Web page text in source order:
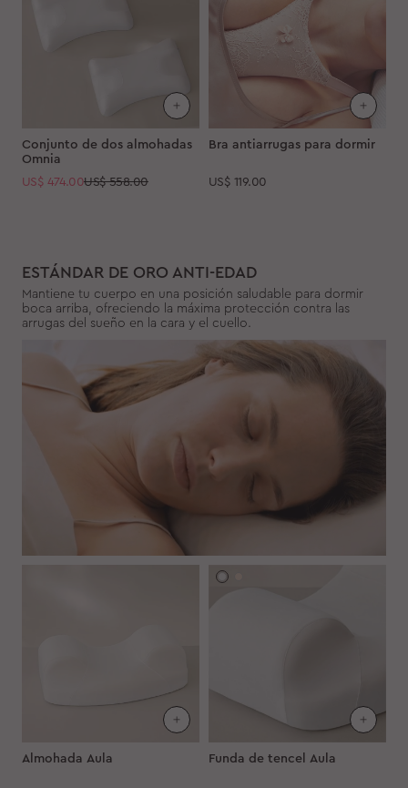
Conjunto de dos almohadas
Omnia
US$ 474.00US$ 558.00
Bra antiarrugas para dormir
US$ 119.00
ESTÁNDAR DE ORO ANTI-EDAD
Mantiene tu cuerpo en una posición saludable para dormir
boca arriba, ofreciendo la máxima protección contra las
arrugas del sueño en la cara y el cuello.
Almohada Aula Funda de tencel Aula